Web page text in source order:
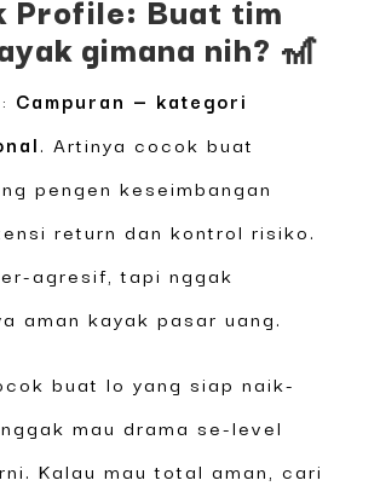
gimana nih? 🎢
Campuran — kategori
. Artinya cocok buat
pengen keseimbangan
return dan kontrol risiko.
agresif, tapi nggak
aman kayak pasar uang.
buat lo yang siap naik-
mau drama se-level
Kalau mau total aman, cari